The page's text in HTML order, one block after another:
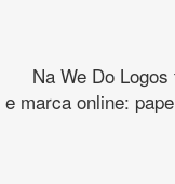
Na We Do
marca online: